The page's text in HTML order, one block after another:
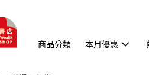
商品分類 本月優惠